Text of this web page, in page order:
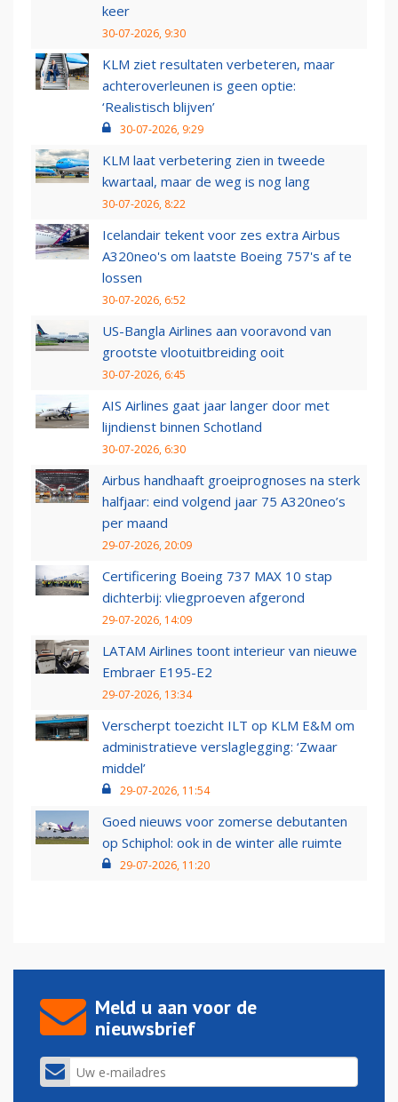
keer
30-07-2026, 9:30
KLM ziet resultaten verbeteren, maar
achteroverleunen is geen optie:
‘Realistisch blijven’
30-07-2026, 9:29
KLM laat verbetering zien in tweede
kwartaal, maar de weg is nog lang
30-07-2026, 8:22
Icelandair tekent voor zes extra Airbus
A320neo's om laatste Boeing 757's af te
lossen
30-07-2026, 6:52
US-Bangla Airlines aan vooravond van
grootste vlootuitbreiding ooit
30-07-2026, 6:45
AIS Airlines gaat jaar langer door met
lijndienst binnen Schotland
30-07-2026, 6:30
Airbus handhaaft groeiprognoses na sterk
halfjaar: eind volgend jaar 75 A320neo’s
per maand
29-07-2026, 20:09
Certificering Boeing 737 MAX 10 stap
dichterbij: vliegproeven afgerond
29-07-2026, 14:09
LATAM Airlines toont interieur van nieuwe
Embraer E195-E2
29-07-2026, 13:34
Verscherpt toezicht ILT op KLM E&M om
administratieve verslaglegging: ‘Zwaar
middel’
29-07-2026, 11:54
Goed nieuws voor zomerse debutanten
op Schiphol: ook in de winter alle ruimte
29-07-2026, 11:20
Meld u aan voor de
nieuwsbrief